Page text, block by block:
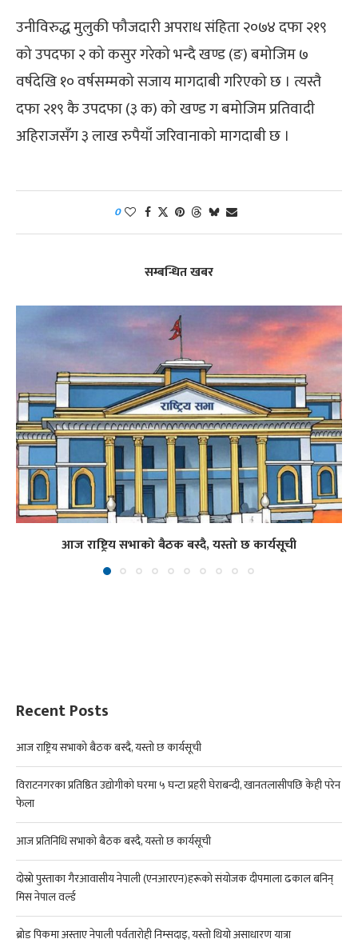
उनीविरुद्ध मुलुकी फौजदारी अपराध संहिता २०७४ दफा २१९
को उपदफा २ को कसुर गरेको भन्दै खण्ड (ङ) बमोजिम ७
वर्षदेखि १० वर्षसम्मको सजाय मागदाबी गरिएको छ । त्यस्तै
दफा २१९ कै उपदफा (३ क) को खण्ड ग बमोजिम प्रतिवादी
अहिराजसँग ३ लाख रुपैयाँ जरिवानाको मागदाबी छ ।
0
सम्बन्धित खबर
आज राष्ट्रिय सभाको बैठक बस्दै, यस्तो छ कार्यसूची
Recent Posts
आज राष्ट्रिय सभाको बैठक बस्दै, यस्तो छ कार्यसूची
विराटनगरका प्रतिष्ठित उद्योगीको घरमा ५ घन्टा प्रहरी घेराबन्दी, खानतलासीपछि केही परेन
फेला
आज प्रतिनिधि सभाको बैठक बस्दै, यस्तो छ कार्यसूची
दोस्रो पुस्ताका गैरआवासीय नेपाली (एनआरएन)हरूको संयोजक दीपमाला ढकाल बनिन्
मिस नेपाल वर्ल्ड
ब्रोड पिकमा अस्ताए नेपाली पर्वतारोही निम्सदाइ, यस्तो थियो असाधारण यात्रा